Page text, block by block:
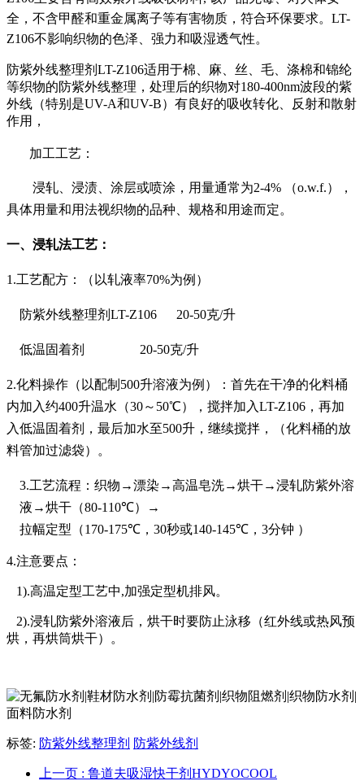
全， 不含甲醛和重金属离子等有害物质，符合环保要求。 LT-
Z106不影响织物的色泽、强力和吸湿透气性。
防紫外线整理剂LT-Z106适用于棉、麻、丝、毛、涤棉和锦纶
等织物的防紫外线整理，处理后的织物对180-400nm波段的紫
外线（特别是UV-A和UV-B）有良好的吸收转化、反射和散射
作用，
加工工艺：
浸轧、浸渍、涂层或喷涂，用量通常为2-4% （o.w.f.）
，
具体用量和用法视织物的品种、规格和用途而定。
一、浸轧法工艺：
1.工艺配方：（以轧液率70%为例）
防紫外线整理剂 LT-Z106 20-50克/升
低温固着剂 20-50克/升
2.化料操作（以配制 500升溶液为例）：首先在干净的化料桶
内加入约400升温水 （30～50℃） ，搅拌加入LT-Z106 ，再加
入低温固着剂 ，最后加水至500升 ，继续搅拌，（化料桶的放
料管加过滤袋）。
3.工艺流程：织物→漂染→高温皂洗→烘干→浸轧防紫外溶
液→烘干 （80-110℃）
→
拉幅定型（170-175℃ ， 30秒或140-145℃ ， 3分钟 ）
4.注意要点：
1).高温定型工艺中,加强定型机排风。
2).浸轧防紫外溶液后，烘干时要防止泳移（红外线或热风预
烘，再烘筒烘干）。
标签: 防紫外线整理剂 防紫外线剂
上一页 : 鲁道夫吸湿快干剂HYDYOCOOL